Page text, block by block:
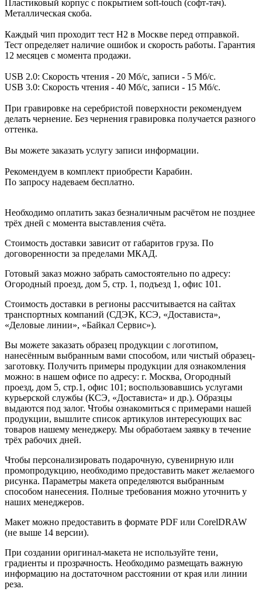
Пластиковый корпус с покрытием soft-touch (софт-тач).
Металлическая скоба.
Каждый чип проходит тест H2 в Москве перед отправкой.
Тест определяет наличие ошибок и скорость работы. Гарантия
12 месяцев с момента продажи.
USB 2.0: Скорость чтения - 20 Мб/с, записи - 5 Мб/с.
USB 3.0: Скорость чтения - 40 Мб/с, записи - 15 Мб/с.
При гравировке на серебристой поверхности рекомендуем
делать чернение. Без чернения гравировка получается разного
оттенка.
Вы можете заказать услугу записи информации.
Рекомендуем в комплект приобрести Карабин.
По запросу надеваем бесплатно.
Необходимо оплатить заказ безналичным расчётом не позднее
трёх дней с момента выставления счёта.
Стоимость доставки зависит от габаритов груза. По
договоренности за пределами МКАД.
Готовый заказ можно забрать самостоятельно по адресу:
Огородный проезд, дом 5, стр. 1, подъезд 1, офис 101.
Стоимость доставки в регионы рассчитывается на сайтах
транспортных компаний (СДЭК, КСЭ, «Достависта»,
«Деловые линии», «Байкал Сервис»).
Вы можете заказать образец продукции с логотипом,
нанесённым выбранным вами способом, или чистый образец-
заготовку. Получить примеры продукции для ознакомления
можно: в нашем офисе по адресу: г. Москва, Огородный
проезд, дом 5, стр.1, офис 101; воспользовавшись услугами
курьерской службы (КСЭ, «Достависта» и др.). Образцы
выдаются под залог. Чтобы ознакомиться с примерами нашей
продукции, вышлите список артикулов интересующих вас
товаров нашему менеджеру. Мы обработаем заявку в течение
трёх рабочих дней.
Чтобы персонализировать подарочную, сувенирную или
промопродукцию, необходимо предоставить макет желаемого
рисунка. Параметры макета определяются выбранным
способом нанесения. Полные требования можно уточнить у
наших менеджеров.
Макет можно предоставить в формате PDF или CorelDRAW
(не выше 14 версии).
При создании оригинал-макета не используйте тени,
градиенты и прозрачность. Необходимо размещать важную
информацию на достаточном расстоянии от края или линии
реза.